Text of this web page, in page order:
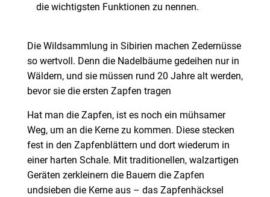
die wichtigsten Funktionen zu nennen.
Die Wildsammlung in Sibirien machen Zedernüsse
so wertvoll. Denn die Nadelbäume gedeihen nur in
Wäldern, und sie müssen rund 20 Jahre alt werden,
bevor sie die ersten Zapfen tragen
Hat man die Zapfen, ist es noch ein mühsamer
Weg, um an die Kerne zu kommen. Diese stecken
fest in den Zapfenblättern und dort wiederum in
einer harten Schale. Mit traditionellen, walzartigen
Geräten zerkleinern die Bauern die Zapfen
undsieben die Kerne aus – das Zapfenhäcksel